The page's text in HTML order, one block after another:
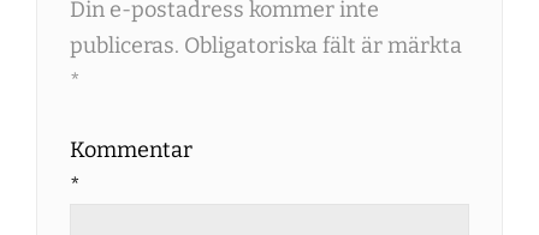
Din e-postadress kommer inte
publiceras. Obligatoriska fält är märkta
*
Kommentar
*